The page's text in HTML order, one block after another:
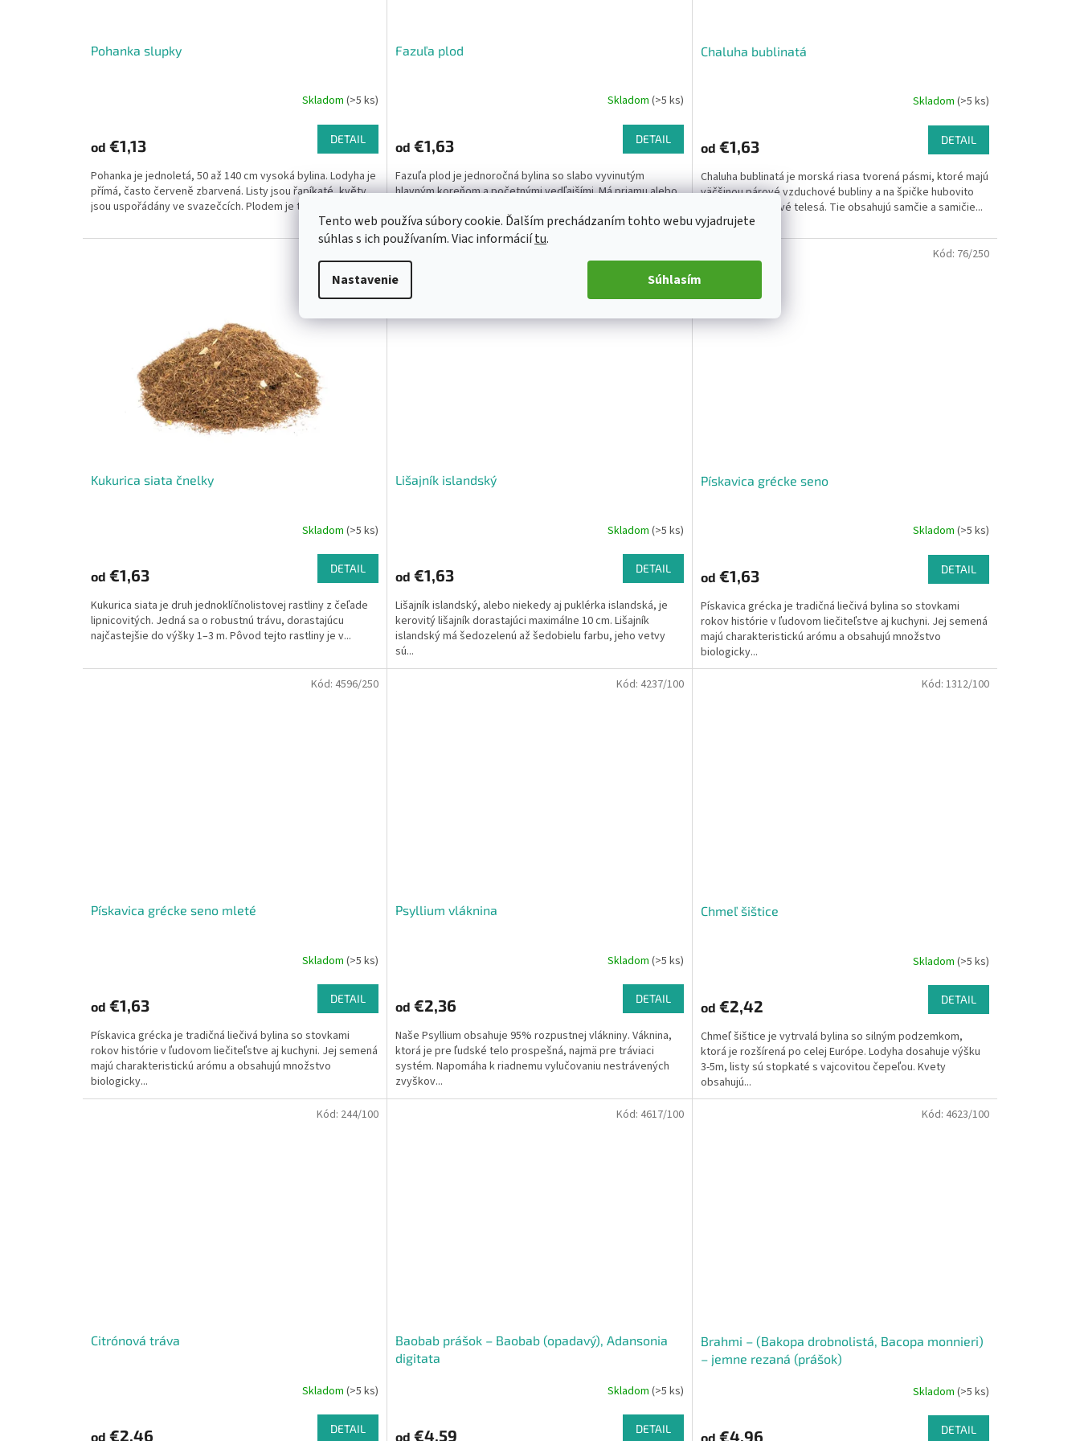
Tento web používa súbory cookie. Ďalším prechádzaním tohto webu vyjadrujete
súhlas s ich používaním. Viac informáciítu.
Nastavenie Súhlasím
Pohanka slupky
Skladom(>5 ks)
od €1,13 DETAIL
Pohanka je jednoletá, 50 až 140 cm vysoká bylina. Lodyha je
přímá, často červeně zbarvená. Listy jsou řapíkaté, květy
jsou uspořádány ve svazečcích. Plodem je tmavě hnědá,...
Fazuľa plod
Skladom (>5 ks)
od €1,63 DETAIL
Fazuľa plod je jednoročná bylina so slabo vyvinutým
hlavným koreňom a početnými vedľajšími. Má priamu alebo
stonkovými a...
Chaluha bublinatá
Skladom (>5 ks)
od €1,63 DETAIL
Chaluha bublinatá je morská riasa tvorená pásmi, ktoré majú
väčšinou párové vzduchové bubliny a na špičke hubovito
nafúknuté plodové telesá. Tie obsahujú samčie a samičie...
Kukurica siata čnelky
Skladom(>5 ks)
od €1,63 DETAIL
Kukurica siata je druh jednoklíčnolistovej rastliny z čeľade
lipnicovitých. Jedná sa o robustnú trávu, dorastajúcu
najčastejšie do výšky 1–3 m. Pôvod tejto rastliny je v...
Lišajník islandský
Skladom (>5 ks)
od €1,63 DETAIL
Lišajník islandský, alebo niekedy aj puklérka islandská, je
kerovitý lišajník dorastajúci maximálne 10 cm. Lišajník
islandský má šedozelenú až šedobielu farbu, jeho vetvy
sú...
Pískavica grécke seno
Skladom (>5 ks)
od €1,63 DETAIL
Pískavica grécka je tradičná liečivá bylina so stovkami
rokov histórie v ľudovom liečiteľstve aj kuchyni. Jej semená
majú charakteristickú arómu a obsahujú množstvo
biologicky...
Kód: 76/250
Pískavica grécke seno mleté
Skladom(>5 ks)
od €1,63 DETAIL
Pískavica grécka je tradičná liečivá bylina so stovkami
rokov histórie v ľudovom liečiteľstve aj kuchyni. Jej semená
majú charakteristickú arómu a obsahujú množstvo
biologicky...
Kód: 4596/250
Psyllium vláknina
Skladom (>5 ks)
od €2,36 DETAIL
Naše Psyllium obsahuje 95% rozpustnej vlákniny. Váknina,
ktorá je pre ľudské telo prospešná, najmä pre tráviaci
systém. Napomáha k riadnemu vylučovaniu nestrávených
zvyškov...
Kód: 4237/100
Chmeľ šištice
Skladom (>5 ks)
od €2,42 DETAIL
Chmeľ šištice je vytrvalá bylina so silným podzemkom,
ktorá je rozšírená po celej Európe. Lodyha dosahuje výšku
3-5m, listy sú stopkaté s vajcovitou čepeľou. Kvety
obsahujú...
Kód: 1312/100
Citrónová tráva
Skladom(>5 ks)
od €2,46 DETAIL
Kód: 244/100
Baobab prášok – Baobab (opadavý), Adansonia
digitata
Skladom (>5 ks)
od €4,59 DETAIL
Kód: 4617/100
Brahmi – (Bakopa drobnolistá, Bacopa monnieri)
– jemne rezaná (prášok)
Skladom (>5 ks)
od €4,96 DETAIL
Kód: 4623/100